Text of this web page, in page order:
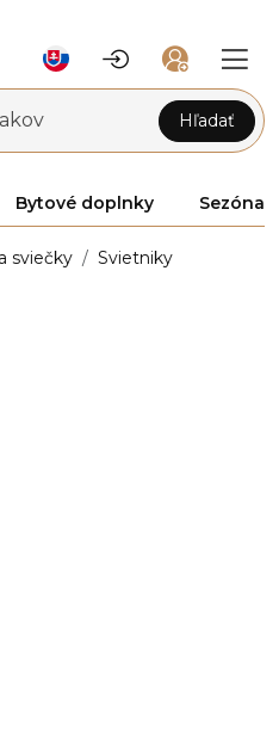
Hľadať
Bytové doplnky Sezóna
sviečky Svietniky